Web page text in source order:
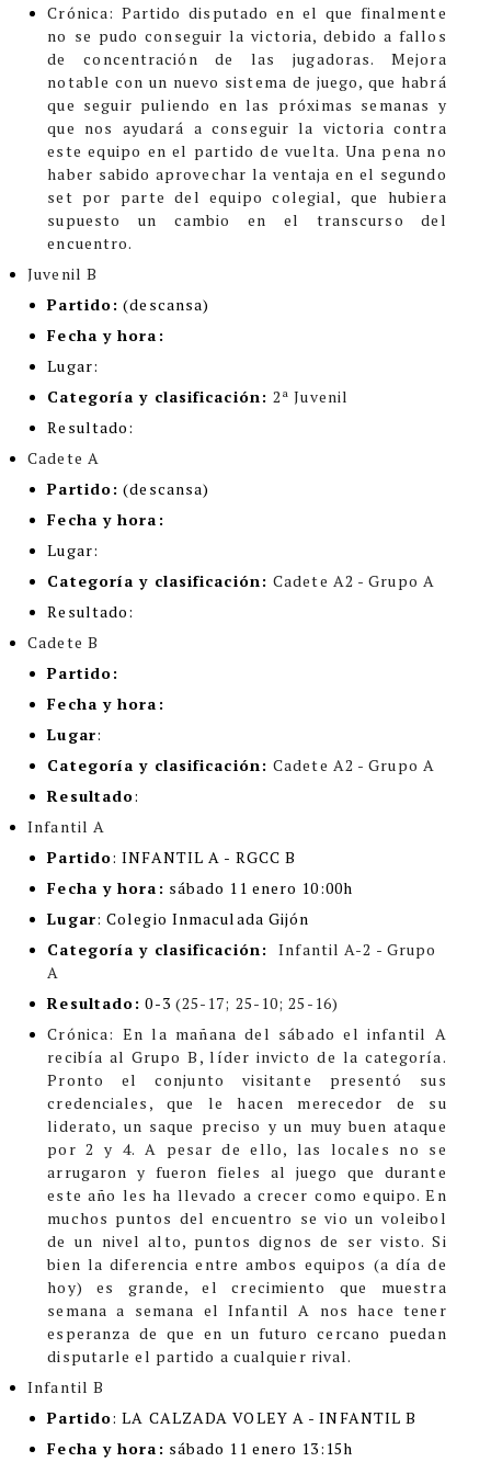
Crónica: Partido disputado en el que finalmente
no se pudo conseguir la victoria, debido a fallos
de concentración de las jugadoras. Mejora
notable con un nuevo sistema de juego, que habrá
que seguir puliendo en las próximas semanas y
que nos ayudará a conseguir la victoria contra
este equipo en el partido de vuelta. Una pena no
haber sabido aprovechar la ventaja en el segundo
set por parte del equipo colegial, que hubiera
supuesto un cambio en el transcurso del
encuentro.
Juvenil B
Partido: (descansa)
Fecha y hora:
Lugar:
Categoría y clasificación:2ª Juvenil
Resultado:
Cadete A
Partido: (descansa)
Fecha y hora:
Lugar:
Categoría y clasificación:Cadete A2 - Grupo A
Resultado:
Cadete B
Partido:
Fecha y hora:
Lugar:
Categoría y clasificación:Cadete A2 - Grupo A
Resultado:
Infantil A
Partido: INFANTIL A - RGCC B
Fecha y hora: sábado 11 enero 10:00h
Lugar: Colegio Inmaculada Gijón
Categoría y clasificación:Infantil A-2 - Grupo
A
Resultado: 0-3 (25-17; 25-10; 25-16)
Crónica: En la mañana del sábado el infantil A
recibía al Grupo B, líder invicto de la categoría.
Pronto el conjunto visitante presentó sus
credenciales, que le hacen merecedor de su
liderato, un saque preciso y un muy buen ataque
por 2 y 4. A pesar de ello, las locales no se
arrugaron y fueron fieles al juego que durante
este año les ha llevado a crecer como equipo. En
muchos puntos del encuentro se vio un voleibol
de un nivel alto, puntos dignos de ser visto. Si
bien la diferencia entre ambos equipos (a día de
hoy) es grande, el crecimiento que muestra
semana a semana el Infantil A nos hace tener
esperanza de que en un futuro cercano puedan
disputarle el partido a cualquier rival.
Infantil B
Partido: LA CALZADA VOLEY A - INFANTIL B
Fecha y hora: sábado 11 enero 13:15h